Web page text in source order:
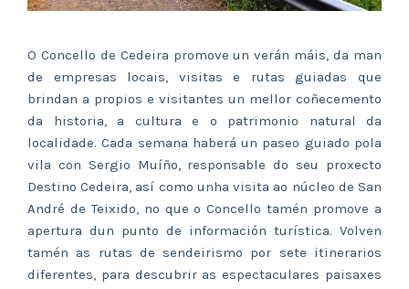
O Concello de Cedeira promove un verán máis, da man
de empresas locais, visitas e rutas guiadas que
brindan a propios e visitantes un mellor coñecemento
da historia, a cultura e o patrimonio natural da
localidade. Cada semana haberá un paseo guiado pola
vila con Sergio Muíño, responsable do seu proxecto
Destino Cedeira, así como unha visita ao núcleo de San
André de Teixido, no que o Concello tamén promove a
apertura dun punto de información turística. Volven
tamén as rutas de sendeirismo por sete itinerarios
diferentes, para descubrir as espectaculares paisaxes